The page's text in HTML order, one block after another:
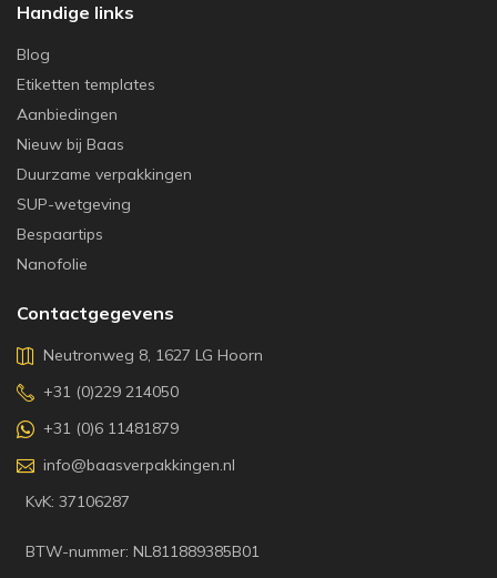
Handige links
Blog
Etiketten templates
Aanbiedingen
Nieuw bij Baas
Duurzame verpakkingen
SUP-wetgeving
Bespaartips
Nanofolie
Contactgegevens
Neutronweg 8, 1627 LG Hoorn
+31 (0)229 214050
+31 (0)6 11481879
info@baasverpakkingen.nl
KvK: 37106287
BTW-nummer: NL811889385B01